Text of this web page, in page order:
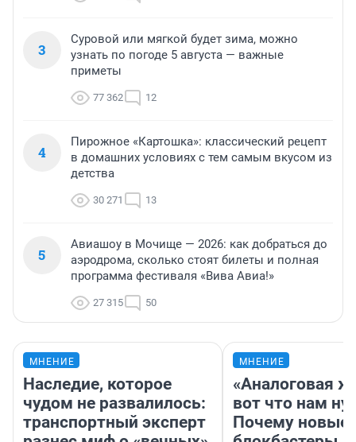
3
Суровой или мягкой будет зима, можно
узнать по погоде 5 августа — важные
приметы
77 362 12
4
Пирожное «Картошка»: классический рецепт
в домашних условиях с тем самым вкусом из
детства
30 271 13
5
Авиашоу в Мочище — 2026: как добраться до
аэродрома, сколько стоят билеты и полная
программа фестиваля «Вива Авиа!»
27 315 50
МНЕНИЕ
Наследие, которое
чудом не развалилось:
транспортный эксперт
МНЕНИЕ
«Аналоговая
вот что нам
Почему новые